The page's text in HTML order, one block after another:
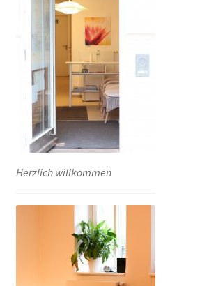
Herzlich willkommen